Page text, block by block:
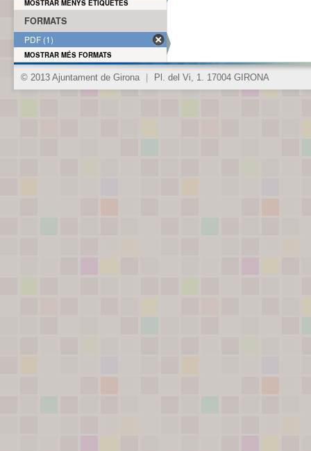
MOSTRAR MENYS ETIQUETES
FORMATS
PDF (1)
MOSTRAR MÉS FORMATS
© 2013 Ajuntament de Girona Pl. del Vi, 1. 17004 GIRONA